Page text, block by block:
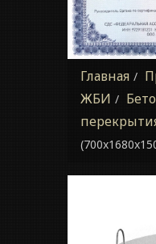
Главная
ЖБИ